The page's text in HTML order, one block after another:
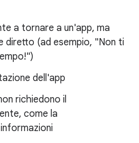
a tornare a un'app, ma
diretto (ad esempio, "Non ti
dell'app
richiedono il
come la